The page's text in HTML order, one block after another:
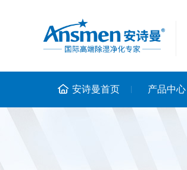
安诗曼首页 产品中心